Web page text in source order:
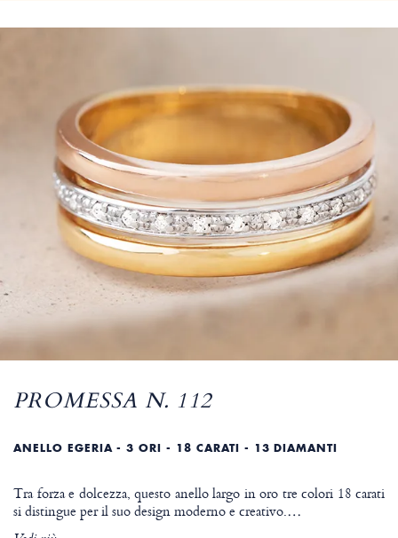
PROMESSA N. 112
ANELLO EGERIA - 3 ORI - 18 CARATI - 13 DIAMANTI
Tra forza e dolcezza, questo anello largo in oro tre colori 18 carati
si distingue per il suo design moderno e creativo.…